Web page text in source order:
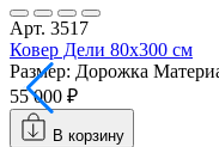
Арт. 3517
Ковер Дели 80х300 см
Размер: Дорожка
55 000 ₽
В корзину